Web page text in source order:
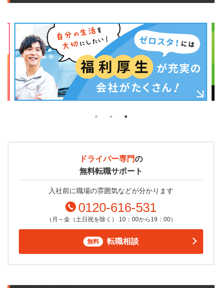
ドライバー専門の
無料転職サポート
入社前に職場の雰囲気などが分かります
0120-616-531
（月～金（土日祝を除く） 10：00から19：00）
無料 転職相談